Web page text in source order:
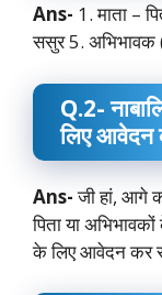
Ans- 1. माता –
ससुर 5.
Q.2-
लिए आवेदन
Ans-जी हां, आगे
पिता या
के लिए आवेदन कर